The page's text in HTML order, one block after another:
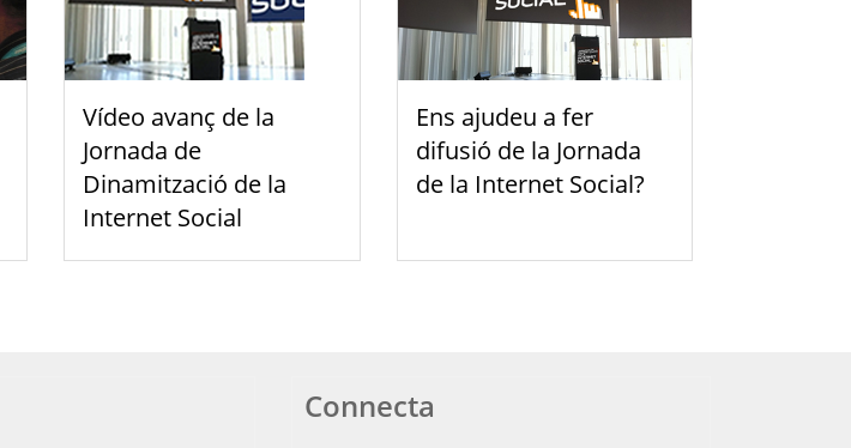
Vídeo avanç de la
Jornada de
Dinamització de la
Internet Social
Ens ajudeu a fer
difusió de la Jornada
de la Internet Social?
Connecta